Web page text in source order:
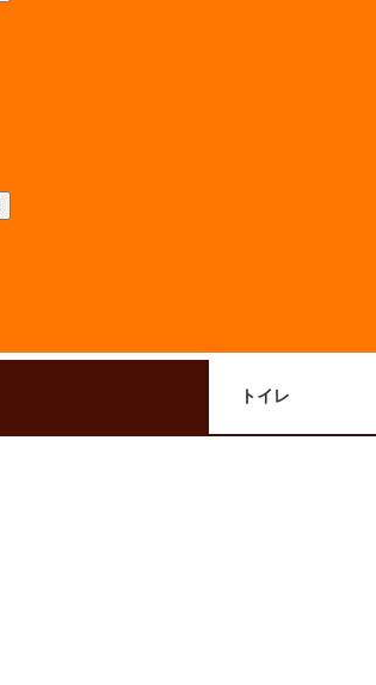
トイレ